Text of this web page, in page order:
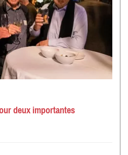
deux importantes